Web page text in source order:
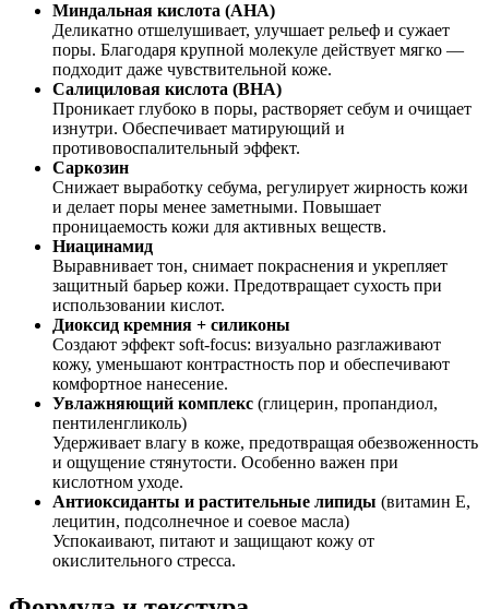
Миндальная кислота (AHA)
Деликатно отшелушивает, улучшает рельеф и сужает
поры. Благодаря крупной молекуле действует мягко —
подходит даже чувствительной коже.
Салициловая кислота (BHA)
Проникает глубоко в поры, растворяет себум и очищает
изнутри. Обеспечивает матирующий и
противовоспалительный эффект.
Саркозин
Снижает выработку себума, регулирует жирность кожи
и делает поры менее заметными. Повышает
проницаемость кожи для активных веществ.
Ниацинамид
Выравнивает тон, снимает покраснения и укрепляет
защитный барьер кожи. Предотвращает сухость при
использовании кислот.
Диоксид кремния + силиконы
Создают эффект soft-focus: визуально разглаживают
кожу, уменьшают контрастность пор и обеспечивают
комфортное нанесение.
Увлажняющий комплекс (глицерин, пропандиол,
пентиленгликоль)
Удерживает влагу в коже, предотвращая обезвоженность
и ощущение стянутости. Особенно важен при
кислотном уходе.
Антиоксиданты и растительные липиды (витамин E,
лецитин, подсолнечное и соевое масла)
Успокаивают, питают и защищают кожу от
окислительного стресса.